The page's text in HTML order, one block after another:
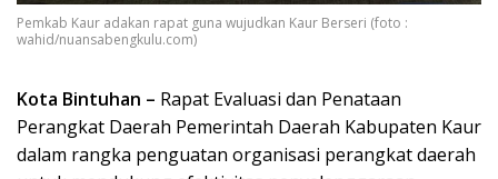
Pemkab Kaur adakan rapat guna wujudkan Kaur Berseri (foto :
wahid/nuansabengkulu.com)
Kota Bintuhan – Rapat Evaluasi dan Penataan
Perangkat Daerah Pemerintah Daerah Kabupaten Kaur
dalam rangka penguatan organisasi perangkat daerah